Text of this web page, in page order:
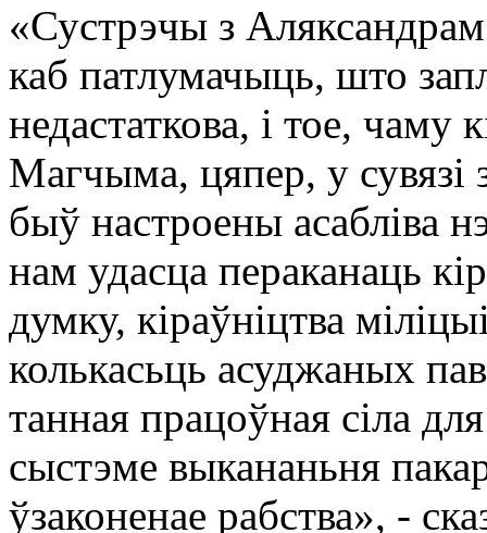
«Сустрэчы з
каб патлумачыць, што
недастаткова, і тое, чаму
Магчыма, цяпер, у сувязі
быў настроены асабліва
нам удасца пераканаць
думку, кіраўніцтва
колькасьць асуджаных
танная працоўная сіла
сыстэме выкананьня
ўзаконенае рабства», -